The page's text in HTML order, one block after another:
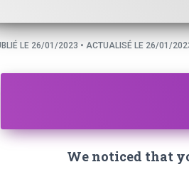
LE 26/01/2023 • ACTUALISÉ LE 26/01/
We noticed that